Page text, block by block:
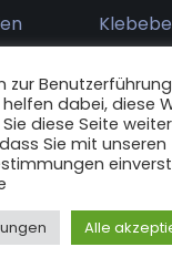
18.00 Uhr
5, 5034 Suhr
zur
dabei, diese
diese Seite
Sie mit unseren
Alle